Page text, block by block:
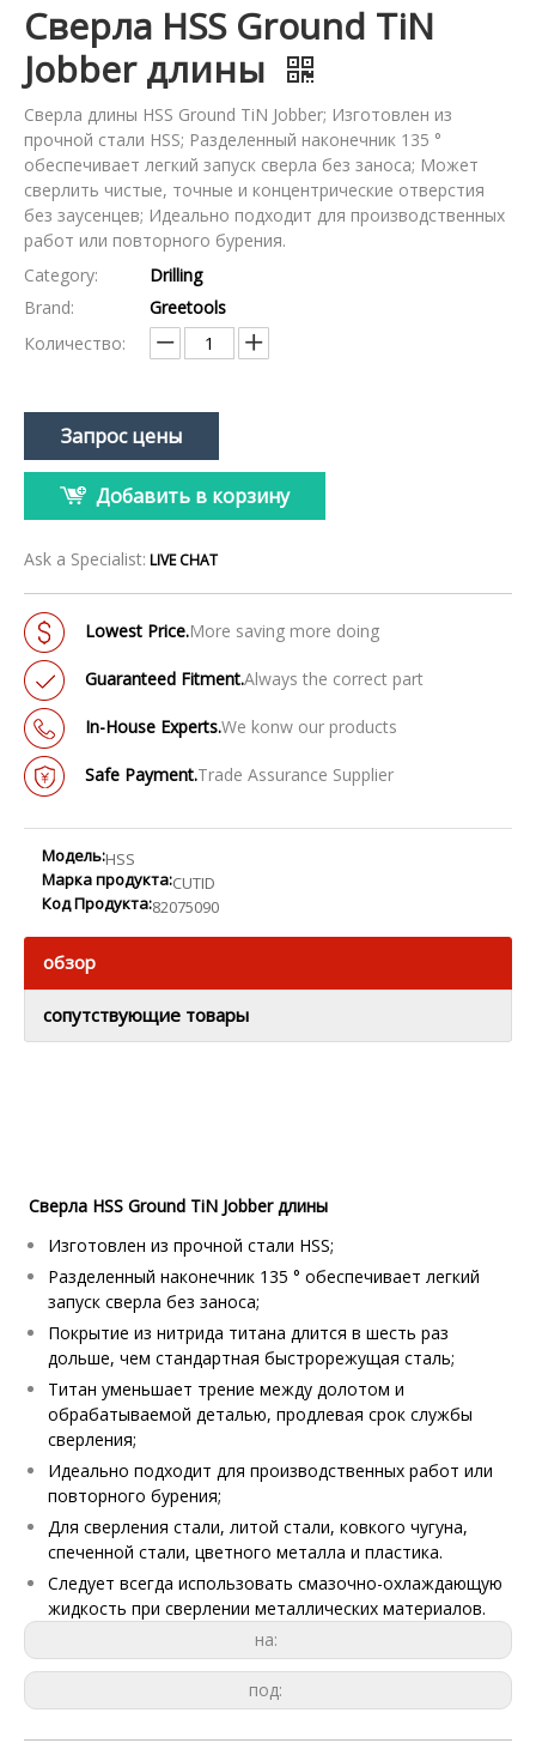
Сверла HSS Ground TiN
Jobber длины
Сверла длины HSS Ground TiN Jobber; Изготовлен из
прочной стали HSS; Разделенный наконечник 135 °
обеспечивает легкий запуск сверла без заноса; Может
сверлить чистые, точные и концентрические отверстия
без заусенцев; Идеально подходит для производственных
работ или повторного бурения.
Category:
Drilling
Brand:
Greetools
Количество:
Запрос цены
Добавить в корзину
Ask a Specialist: LIVE CHAT
Lowest Price.More saving more doing
Guaranteed Fitment.Always the correct part
In-House Experts.We konw our products
Safe Payment.Trade Assurance Supplier
Модель:HSS
Марка продукта:CUTID
Код Продукта:82075090
обзор
сопутствующие товары
Сверла HSS Ground TiN Jobber длины
Изготовлен из прочной стали HSS;
Разделенный наконечник 135 ° обеспечивает легкий
запуск сверла без заноса;
Покрытие из нитрида титана длится в шесть раз
дольше, чем стандартная быстрорежущая сталь;
Титан уменьшает трение между долотом и
обрабатываемой деталью, продлевая срок службы
сверления;
Идеально подходит для производственных работ или
повторного бурения;
Для сверления стали, литой стали, ковкого чугуна,
спеченной стали, цветного металла и пластика.
Следует всегда использовать смазочно-охлаждающую
жидкость при сверлении металлических материалов.
на:
под: